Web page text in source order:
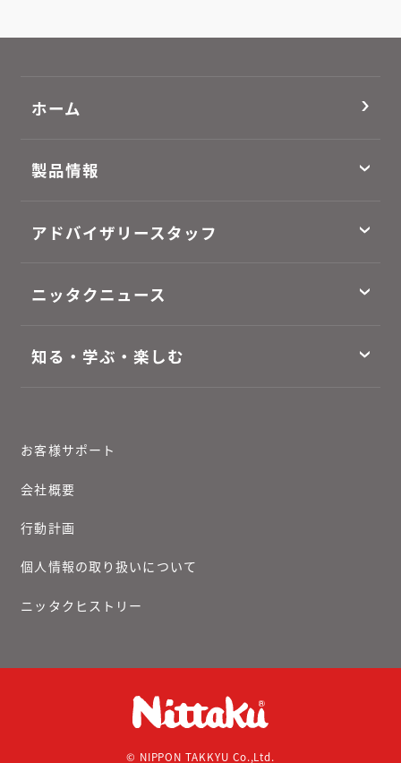
ホーム
製品情報
アドバイザリースタッフ
ニッタクニュース
知る・学ぶ・楽しむ
お客様サポート
会社概要
行動計画
個人情報の取り扱いについて
ニッタクヒストリー
© NIPPON TAKKYU Co.,Ltd.